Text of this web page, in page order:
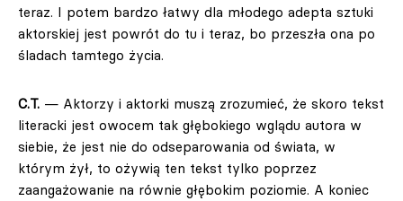
teraz. I potem bardzo łatwy dla młodego adepta sztuki
aktorskiej jest powrót do tu i teraz, bo przeszła ona po
śladach tamtego życia.
C.T. — Aktorzy i aktorki muszą zrozumieć, że skoro tekst
literacki jest owocem tak głębokiego wglądu autora w
siebie, że jest nie do odseparowania od świata, w
którym żył, to ożywią ten tekst tylko poprzez
zaangażowanie na równie głębokim poziomie. A koniec